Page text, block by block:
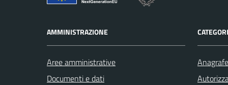
AMMINISTRAZIONE
Aree amministrative
Documenti e dati